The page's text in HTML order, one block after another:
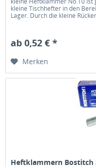
kleine Tischhefter in den
Lager. Durch die kleine
ab 0,52 € *
Merken
Heftklammern Bostitch